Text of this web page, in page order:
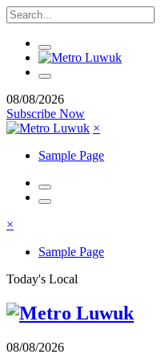
08/08/2026
Subscribe Now
×
Sample Page
×
Sample Page
Today's Local
08/08/2026